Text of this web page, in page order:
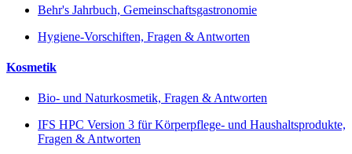
Behr's Jahrbuch, Gemeinschaftsgastronomie
Hygiene-Vorschiften, Fragen & Antworten
Kosmetik
Bio- und Naturkosmetik, Fragen & Antworten
IFS HPC Version 3 für Körperpflege- und Haushaltsprodukte,
Fragen & Antworten